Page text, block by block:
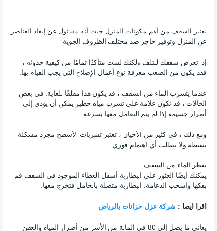
يعتبر السقف من أهم مكونات المنزل حيث أنه مسئول عن إبعاد العناصر
عن المنزل وتوفير حاجز ضد مختلف الظروف الجوية.
إذا تعرض سقفك للتلف ولكنك لست متأكدًا تمامًا من كيفية حدوثه ،
فقد يكون من الصعب معرفة نوع أعمال الإصلاح التي يجب القيام بها.
عندما يتسرب الماء من السقف ، قد يكون هذا مقلقًا للغاية. في بعض
الحالات ، قد تكون علامة على تسرب مياه خطير يمكن أن يؤدي إلى
أضرار جسيمة إذا لم يتم التعامل معها بسرعة.
ومع ذلك ، في كثير من الأحيان ، تعتبر تسربات الأسطح مجرد مشكلة
بسيطة ولا تتطلب أي اهتمام فوري
يقطر الماء من السقف.
يمكنك أيضًا العثور على البطارية أسفل الغطاء الموجود في السقف قم
بفكها واسحب الدعامة. البطارية متصلة بالحامل فتخرج معها.
اقرا ايضا :شركة عزل خزانات بالرياض
يعاني ما يصل إلى 80 في المائة من الأسر من أضرار المياه والعفن